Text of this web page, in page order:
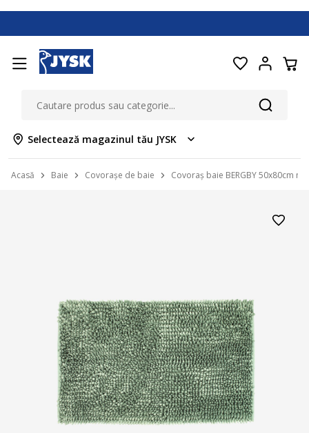
Selectează magazinul tău JYSK
Acasă Baie Covorașe de baie Covoraș baie BERGBY 50x80cm